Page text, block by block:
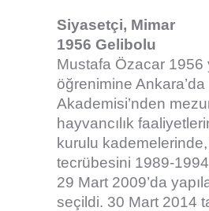
Siyasetçi, Mimar
1956 Gelibolu
Mustafa Özacar 1956
öğrenimine
Akademisi’nden
hayvancılık
kurulu kademelerinde,
tecrübesini 1989-
29 Mart 2009’da
seçildi. 30 Mart 2014